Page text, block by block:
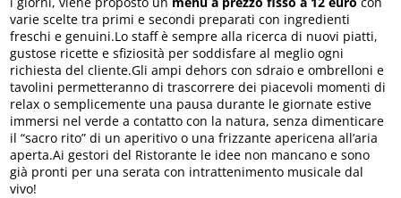
varie scelte tra primi e secondi preparati con ingredienti
freschi e genuini.Lo staff è sempre alla ricerca di nuovi piatti,
gustose ricette e sfiziosità per soddisfare al meglio ogni
richiesta del cliente.Gli ampi dehors con sdraio e ombrelloni e
tavolini permetteranno di trascorrere dei piacevoli momenti di
relax o semplicemente una pausa durante le giornate estive
immersi nel verde a contatto con la natura, senza dimenticare
il “sacro rito” di un aperitivo o una frizzante apericena all’aria
aperta.Ai gestori del Ristorante le idee non mancano e sono
già pronti per una serata con intrattenimento musicale dal
vivo!